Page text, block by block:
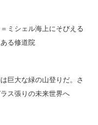
ミシェル海上にそびえる
る修道院
巨大な緑の山登りだ。さ
ス張りの未来世界へ